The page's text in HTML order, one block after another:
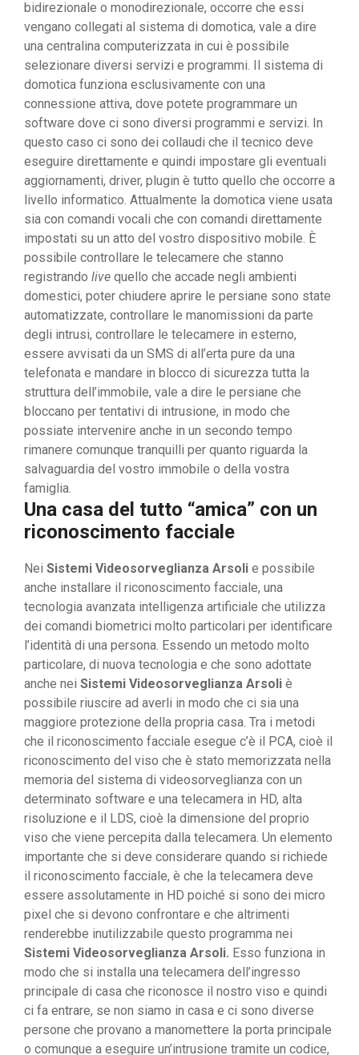
bidirezionale o monodirezionale, occorre che essi
vengano collegati al sistema di domotica, vale a dire
una centralina computerizzata in cui è possibile
selezionare diversi servizi e programmi. Il sistema di
domotica funziona esclusivamente con una
connessione attiva, dove potete programmare un
software dove ci sono diversi programmi e servizi. In
questo caso ci sono dei collaudi che il tecnico deve
eseguire direttamente e quindi impostare gli eventuali
aggiornamenti, driver, plugin è tutto quello che occorre a
livello informatico. Attualmente la domotica viene usata
sia con comandi vocali che con comandi direttamente
impostati su un atto del vostro dispositivo mobile. È
possibile controllare le telecamere che stanno
registrando live quello che accade negli ambienti
domestici, poter chiudere aprire le persiane sono state
automatizzate, controllare le manomissioni da parte
degli intrusi, controllare le telecamere in esterno,
essere avvisati da un SMS di all’erta pure da una
telefonata e mandare in blocco di sicurezza tutta la
struttura dell’immobile, vale a dire le persiane che
bloccano per tentativi di intrusione, in modo che
possiate intervenire anche in un secondo tempo
rimanere comunque tranquilli per quanto riguarda la
salvaguardia del vostro immobile o della vostra
famiglia.
Una casa del tutto “amica” con un
riconoscimento facciale
Nei Sistemi Videosorveglianza Arsoli e possibile
anche installare il riconoscimento facciale, una
tecnologia avanzata intelligenza artificiale che utilizza
dei comandi biometrici molto particolari per identificare
l’identità di una persona. Essendo un metodo molto
particolare, di nuova tecnologia e che sono adottate
anche nei Sistemi Videosorveglianza Arsoli è
possibile riuscire ad averli in modo che ci sia una
maggiore protezione della propria casa. Tra i metodi
che il riconoscimento facciale esegue c’è il PCA, cioè il
riconoscimento del viso che è stato memorizzata nella
memoria del sistema di videosorveglianza con un
determinato software e una telecamera in HD, alta
risoluzione e il LDS, cioè la dimensione del proprio
viso che viene percepita dalla telecamera. Un elemento
importante che si deve considerare quando si richiede
il riconoscimento facciale, è che la telecamera deve
essere assolutamente in HD poiché si sono dei micro
pixel che si devono confrontare e che altrimenti
renderebbe inutilizzabile questo programma nei
Sistemi Videosorveglianza Arsoli. Esso funziona in
modo che si installa una telecamera dell’ingresso
principale di casa che riconosce il nostro viso e quindi
ci fa entrare, se non siamo in casa e ci sono diverse
persone che provano a manomettere la porta principale
o comunque a eseguire un’intrusione tramite un codice,